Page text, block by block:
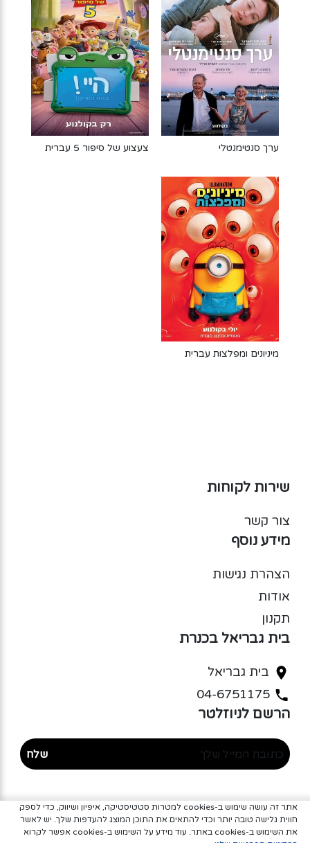
ערך סנטימנטלי צעצוע של סיפור 5 עברית
מיניונים ומפלצות עברית
שירות לקוחות
צור קשר
מידע נוסף
הצהרת נגישות
אודות
תקנון
בית גבריאל בכנרת
בית גבריאל
הרשם לניוזלטר
שלח
אתר זה עושה שימוש ב-cookies למטרות סטטיסטיקה, איפיון ושיווק, כדי לספק
חווית גלישה טובה יותר וכדי להתאים את התוכן המוצג להעדפות שלך. יש לאשר
את השימוש ב-cookies באתר. עוד מידע על השימוש ב-cookies אפשר לקרוא